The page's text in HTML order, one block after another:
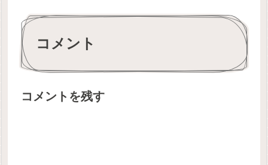
コメント
コメントを残す